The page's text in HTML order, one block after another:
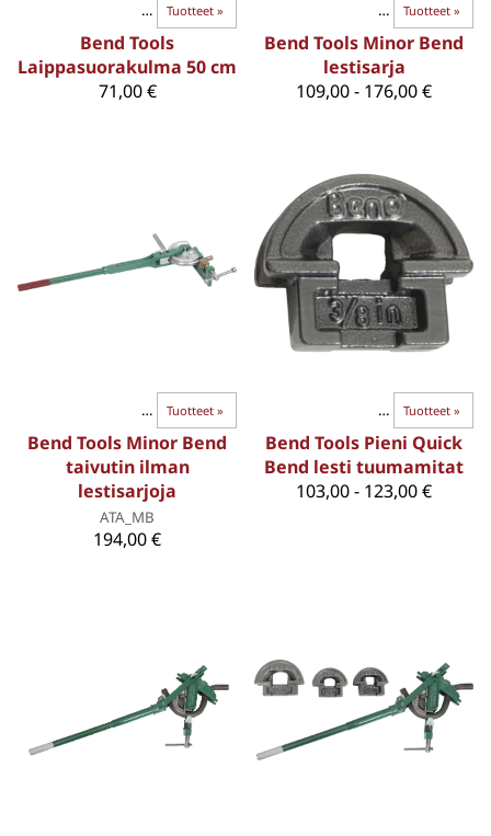
Tuotteet ‪»
Bend Tools
Laippasuorakulma 50 cm
71,00 €
Tuotteet ‪»
Ohutseinäiset putket ‪»
Bend Tools Minor Bend
lestisarja
109,00 - 176,00 €
Tuotteet ‪»
Bend Tools Minor Bend
taivutin ilman
lestisarjoja
ATA_MB
194,00 €
Tuotteet ‪»
Paksuseinäiset putket ‪»
Bend Tools Pieni Quick
Bend lesti tuumamitat
103,00 - 123,00 €